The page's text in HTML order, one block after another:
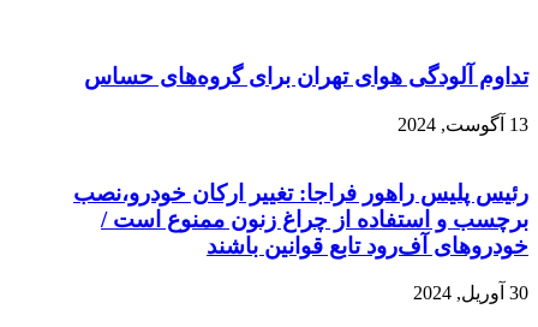
تداوم آلودگی هوای تهران برای گروه‌های حساس
13 آگوست, 2024
رئیس پلیس راهور فراجا: تغییر ارکان خودرو،نصب
برچسب و استفاده از چراغ زنون ممنوع است /
خودروهای آف‌رود تابع قوانین باشند
30 آوریل, 2024